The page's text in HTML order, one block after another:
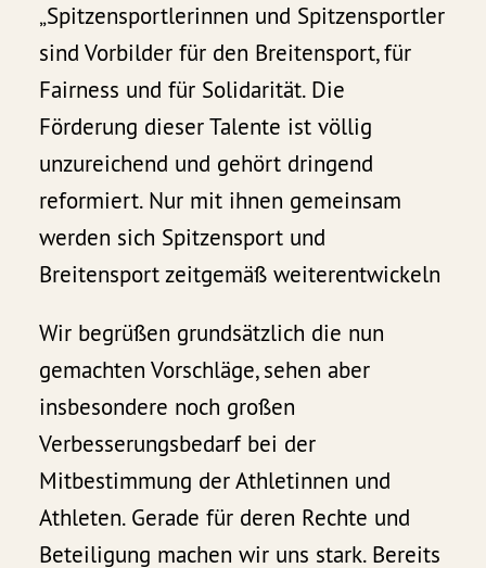
„Spitzensportlerinnen und Spitzensportler
sind Vorbilder für den Breitensport, für
Fairness und für Solidarität. Die
Förderung dieser Talente ist völlig
unzureichend und gehört dringend
reformiert. Nur mit ihnen gemeinsam
werden sich Spitzensport und
Breitensport zeitgemäß weiterentwickeln
Wir begrüßen grundsätzlich die nun
gemachten Vorschläge, sehen aber
insbesondere noch großen
Verbesserungsbedarf bei der
Mitbestimmung der Athletinnen und
Athleten. Gerade für deren Rechte und
Beteiligung machen wir uns stark. Bereits